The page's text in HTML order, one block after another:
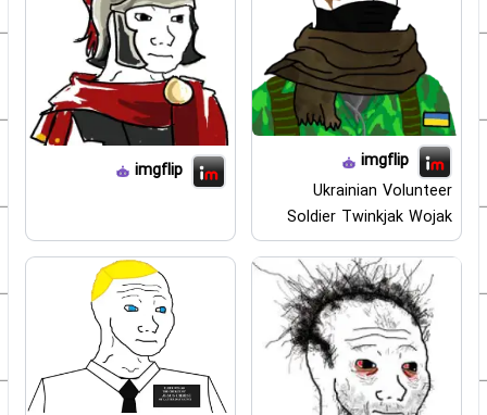
imgflip
Ukrainian Volunteer
Soldier Twinkjak Wojak
imgflip